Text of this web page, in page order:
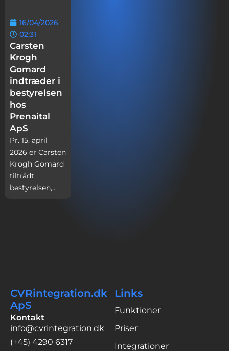
16/04/2026
02:31
Carsten
Krogh
Gomard
indtræder i
bestyrelsen
hos
Prenaital
ApS
Pr. 15. april
2026 er Carsten
Krogh Gomard
tiltrådt
bestyrelsen,...
CVRintegration.dk
ApS
Kontakt
info@cvrintegration.dk
(+45) 4290 6317
Links
Funktioner
Priser
Integrationer